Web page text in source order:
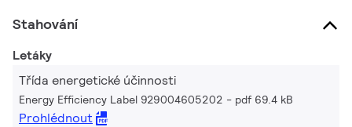
Stahování
Letáky
Třída energetické účinnosti
Energy Efficiency Label 929004605202 pdf 69.4 kB
Prohlédnout